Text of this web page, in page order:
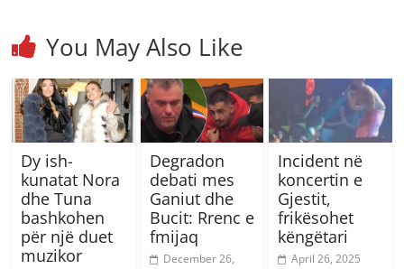
You May Also Like
Dy ish-
kunatat Nora
dhe Tuna
bashkohen
për një duet
muzikor
Degradon
debati mes
Ganiut dhe
Bucit: Rrenc e
fmijaq
December 26,
Incident në
koncertin e
Gjestit,
frikësohet
këngëtari
April 26, 2025